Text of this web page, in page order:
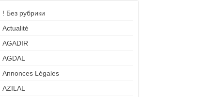
! Без рубрики
Actualité
AGADIR
AGDAL
Annonces Légales
AZILAL